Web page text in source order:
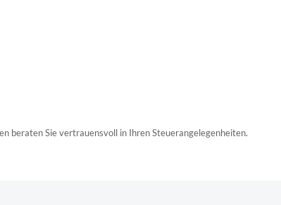
beraten Sie vertrauensvoll in Ihren Steuerangelegenheiten.